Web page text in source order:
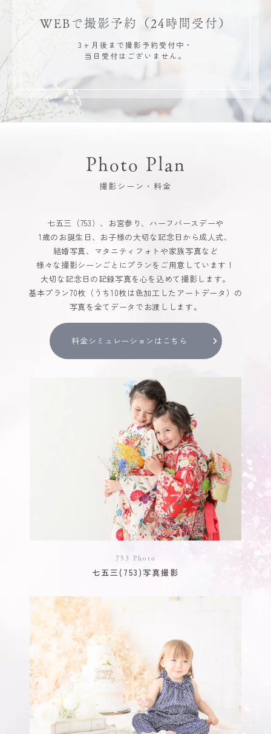
WEBで撮影予約 （24時間受付）
3ヶ月後まで撮影予約受付中・
当日受付はございません。
Photo Plan
撮影シーン・料金
七五三（753）、お宮参り、ハーフバースデーや
1歳のお誕生日、お子様の大切な記念日から成人式、
結婚写真、マタニティフォトや家族写真など
様々な撮影シーンごとにプランをご用意しています！
大切な記念日の記録写真を心を込めて撮影します。
基本プラン70枚（うち10枚は色加工したアートデータ）の
写真を全てデータでお渡しします。
料金シミュレーションはこちら
753 Photo
七五三(753)写真撮影